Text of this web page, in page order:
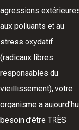
agressions
aux polluants et au
stress oxydatif
(radicaux libres
responsables du
vieillissement), votre
organisme a
besoin d’être TRÈS